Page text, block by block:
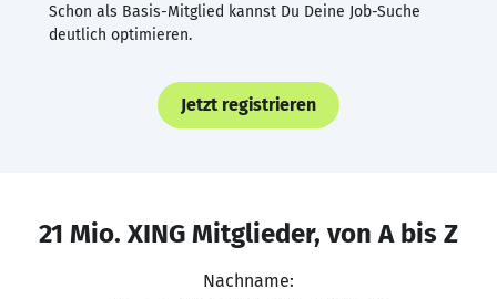
Schon als Basis-Mitglied kannst Du Deine Job-Suche
deutlich optimieren.
Jetzt registrieren
21 Mio. XING Mitglieder, von A bis Z
Nachname: